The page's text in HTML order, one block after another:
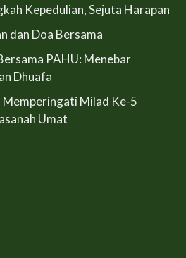
Kepedulian, Sejuta Harapan
dan Doa Bersama
PAHU: Menebar
Dhuafa
Memperingati Milad Ke-5
Umat